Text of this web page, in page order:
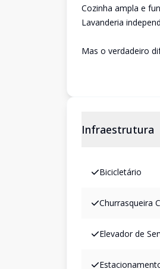
Cozinha ampla e
Lavanderia
Mas o verdadeiro
Infraestrutura
Bicicletário
Churrasqueira
Elevador de